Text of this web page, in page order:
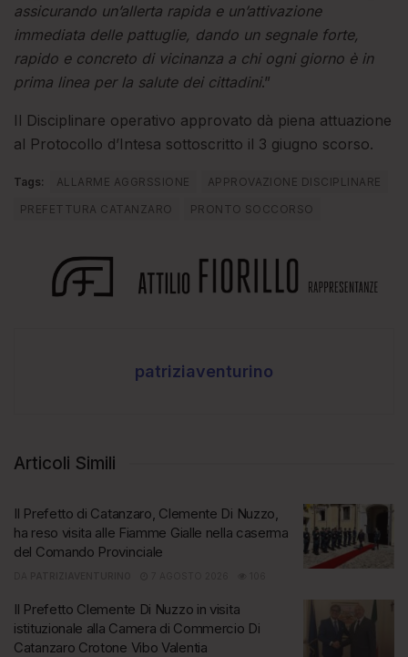
assicurando un’allerta rapida e un’attivazione
immediata delle pattuglie, dando un segnale forte,
rapido e concreto di vicinanza a chi ogni giorno è in
prima linea per la salute dei cittadini.”
Il Disciplinare operativo approvato dà piena attuazione
al Protocollo d’Intesa sottoscritto il 3 giugno scorso.
Tags: ALLARME AGGRSSIONE
APPROVAZIONE DISCIPLINARE
PREFETTURA CATANZARO
PRONTO SOCCORSO
patriziaventurino
Articoli Simili
Il Prefetto di Catanzaro, Clemente Di Nuzzo,
ha reso visita alle Fiamme Gialle nella caserma
del Comando Provinciale
Il Prefetto Clemente Di Nuzzo in visita
istituzionale alla Camera di Commercio Di
Catanzaro Crotone Vibo Valentia